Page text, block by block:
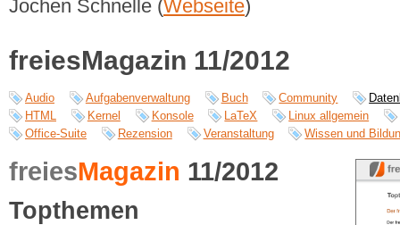
Jochen Schnelle (Webseite)
freiesMagazin 11/2012
Audio Aufgabenverwaltung Buch Community
HTML
Kernel Konsole LaTeX Linux allgemein
Office-Suite
Rezension Veranstaltung Wissen und
freiesMagazin 11/2012
Topthemen